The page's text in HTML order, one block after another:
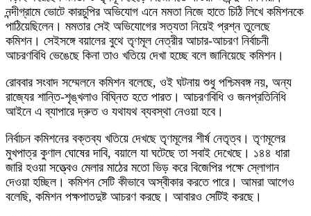
নন্দীগ্রামে ভোটে কারচুপির অভিযোগ এনে মমতা নিজে হাতে চিঠি লিখে কমিশনকে
পাঠিয়েছিলেন। মমতার সেই অভিযোগের সত্যতা নিয়েই প্রশ্ন তুলেছে
কমিশন। সেইসঙ্গে বয়ালের বুথে তৃণমূল নেত্রীর আচার-আচরণ নির্বাচনী
আচরণবিধি ভেঙেছে কিনা তাও খতিয়ে দেখা হচ্ছে বলে জানিয়েছে কমিশন।
রোববার সংবাদ সম্মেলনে কমিশন বলেছে, ওই ঘটনায় শুধু পশ্চিমবঙ্গ নয়, অন্য
রাজ্যের শান্তি-শৃঙ্খলাও বিঘ্নিত হতে পারত। আচরণবিধি ও জনপ্রতিনিধি
আইনে এ ব্যাপারে দ্রুত ও যথাযথ ব্যবস্থা নেওয়া হবে।
নির্বাচন কমিশনের বক্তব্য খতিয়ে দেখছে তৃণমূলের শীর্ষ নেতৃত্ব। তৃণমূলের
মুখপাত্র কুণাল ঘোষের দাবি, বয়ালে যা ঘটেছে তা সবাই দেখেছে। ১৪৪ ধারা
জারি হওয়া সত্ত্বেও মেলার মাঠের মতো ভিড় করে বিজেপির পক্ষে স্লোগান
দেওয়া হচ্ছিল। কমিশন সেটি কীভাবে অস্বীকার করতে পারে। আমরা আগেও
বলেছি, কমিশন পক্ষপাতদুষ্ট আচরণ করছে। আবারও সেটিই করছে।